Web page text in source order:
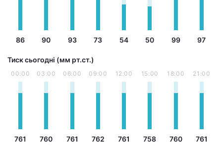
86 90 93 73 54 50 99 97
Тиск сьогодні (мм рт.ст.)
00:00
761
03:00
760
06:00
761
09:00
762
12:00
761
15:00
758
18:00
760
21:00
761